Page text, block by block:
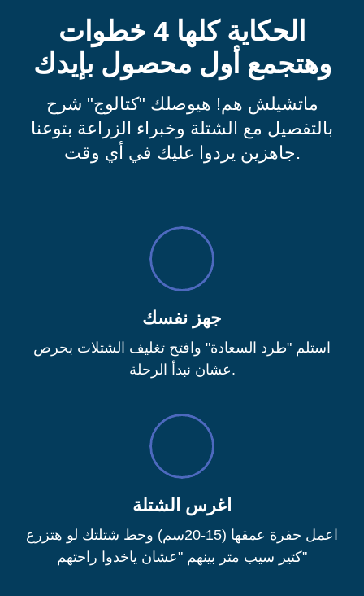
الحكاية كلها 4 خطوات
وهتجمع أول محصول بإيدك
ماتشيلش هم! هيوصلك "كتالوج" شرح
بالتفصيل مع الشتلة وخبراء الزراعة بتوعنا
جاهزين يردوا عليك في أي وقت.
جهز نفسك
استلم "طرد السعادة" وافتح تغليف الشتلات بحرص
عشان نبدأ الرحلة.
اغرس الشتلة
اعمل حفرة عمقها (15-20سم) وحط شتلتك لو هتزرع
كتير سيب متر بينهم "عشان ياخدوا راحتهم"